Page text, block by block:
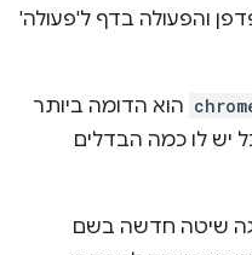
והפעולה בדף ל'פעולה'
הוא הדומה ביותר
יש לו כמה הבדלים
שיטה חדשה בשם